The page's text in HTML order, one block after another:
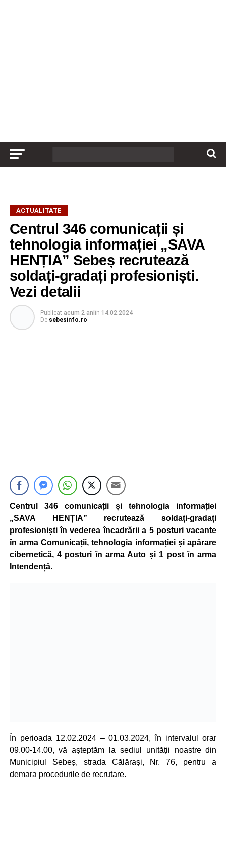
ACTUALITATE
Centrul 346 comunicații și
tehnologia informației „SAVA
HENȚIA” Sebeș recrutează
soldați-gradați profesioniști.
Vezi detalii
Publicat acum 2 aniîn 14.02.2024
De sebesinfo.ro
Centrul 346 comunicații și tehnologia informației
„SAVA HENȚIA” recrutează soldați-gradați
profesioniști în vederea încadrării a 5 posturi vacante
în arma Comunicații, tehnologia informației și apărare
cibernetică, 4 posturi în arma Auto și 1 post în arma
Intendență.
În perioada 12.02.2024 – 01.03.2024, în intervalul orar
09.00-14.00, vă așteptăm la sediul unității noastre din
Municipiul Sebeș, strada Călărași, Nr. 76, pentru a
demara procedurile de recrutare.